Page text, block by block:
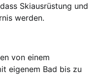
Skiausrüstung und
werden.
von einem
eigenem Bad bis zu